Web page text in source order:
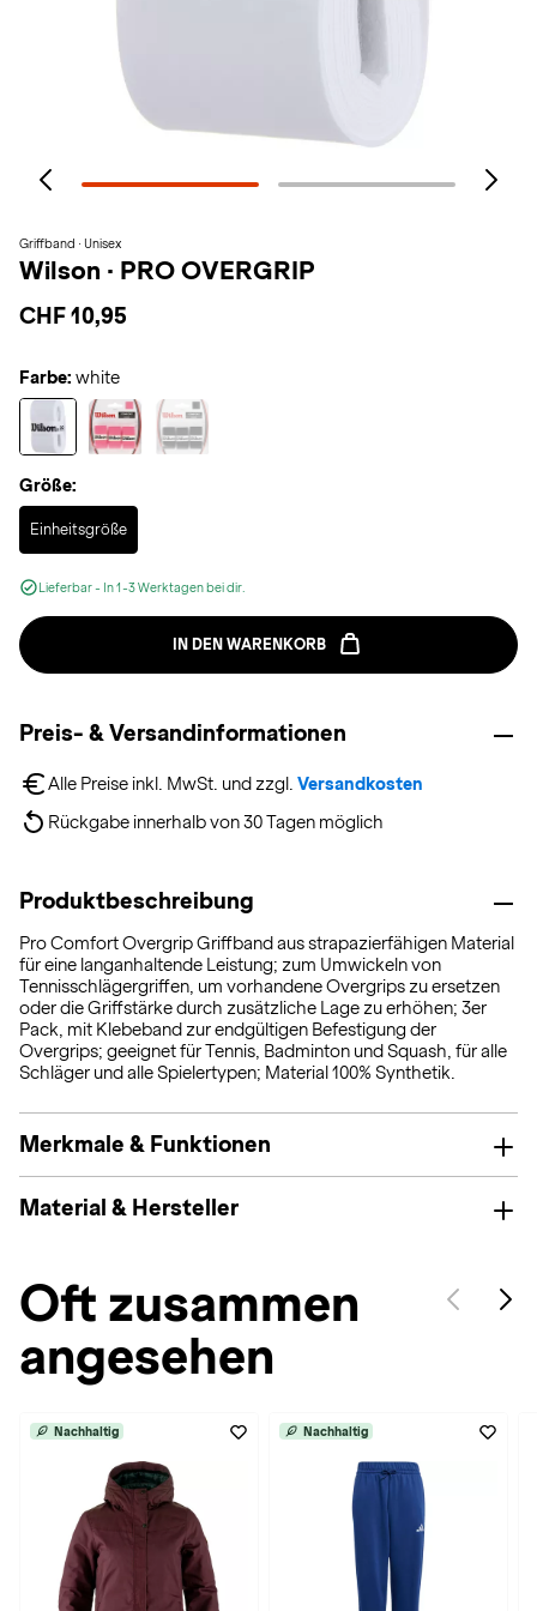
Griffband · Unisex
Wilson · PRO OVERGRIP
CHF 10,95
Farbe: white
Größe:
Einheitsgröße
Selected
Lieferbar - In 1-3 Werktagen bei dir.
IN DEN WARENKORB
Preis- & Versandinformationen
Alle Preise inkl. MwSt. und zzgl. Versandkosten
Rückgabe innerhalb von 30 Tagen möglich
Produktbeschreibung
Pro Comfort Overgrip Griffband aus strapazierfähigen Material
für eine langanhaltende Leistung; zum Umwickeln von
Tennisschlägergriffen, um vorhandene Overgrips zu ersetzen
oder die Griffstärke durch zusätzliche Lage zu erhöhen; 3er
Pack, mit Klebeband zur endgültigen Befestigung der
Overgrips; geeignet für Tennis, Badminton und Squash, für alle
Schläger und alle Spielertypen; Material 100% Synthetik.
Merkmale & Funktionen
Material & Hersteller
Oft zusammen
angesehen
Nachhaltig Nachhaltig